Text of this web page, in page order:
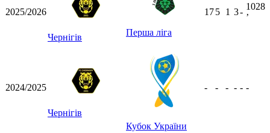
2025/2026
Чернігів Перша ліга
175 1 3-
1028
ʼ
2024/2025
Чернігів
Кубок України
- - - - - -